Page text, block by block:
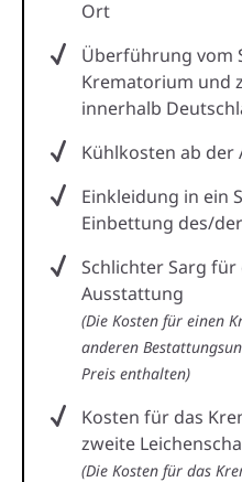
Ort
Überführung vom
Krematorium und
innerhalb
Kühlkosten ab der
Einkleidung in ein
Einbettung des/
Schlichter Sarg
Ausstattung
(Die Kosten für einen
anderen
Preis enthalten)
Kosten für das
zweite
(Die Kosten für das